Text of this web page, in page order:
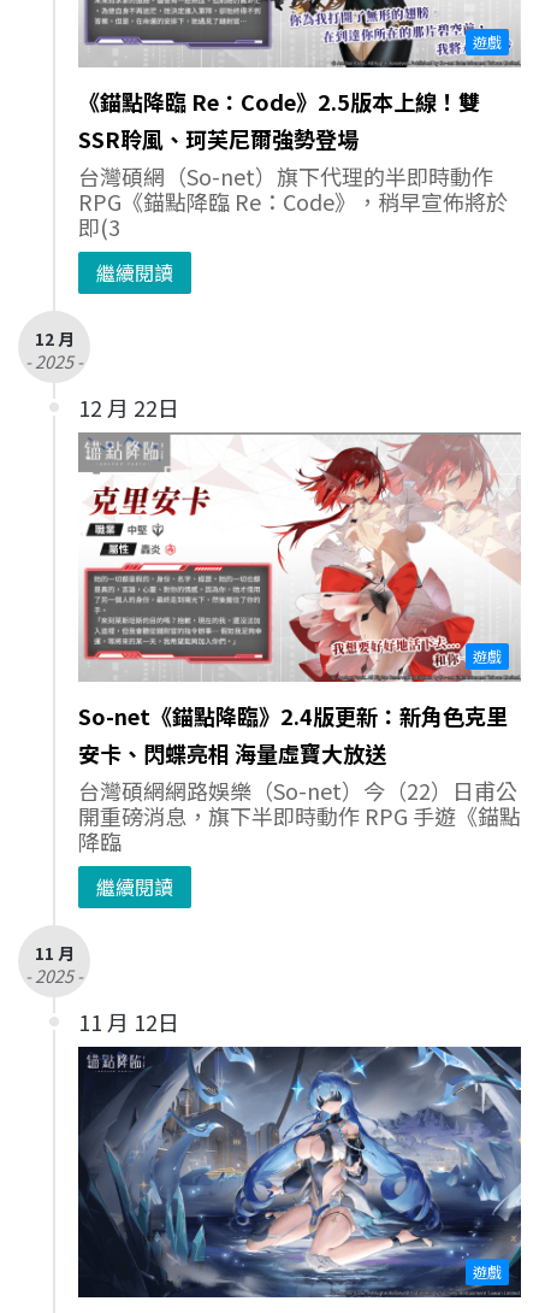
遊戲
《錨點降臨 Re：Code》2.5版本上線！雙
SSR聆風、珂芙尼爾強勢登場
台灣碩網（So-net）旗下代理的半即時動作
RPG《錨點降臨 Re：Code》，稍早宣佈將於
即(3
繼續閱讀
12 月
- 2025 -
12 月 22日
遊戲
So-net《錨點降臨》2.4版更新：新角色克里
安卡、閃蝶亮相 海量虛寶大放送
台灣碩網網路娛樂（So-net）今（22）日甫公
開重磅消息，旗下半即時動作 RPG 手遊《錨點
降臨
繼續閱讀
11 月
- 2025 -
11 月 12日
遊戲